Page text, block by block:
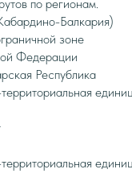
по регионам.
Балкария)
зоне
Федерации
Республика